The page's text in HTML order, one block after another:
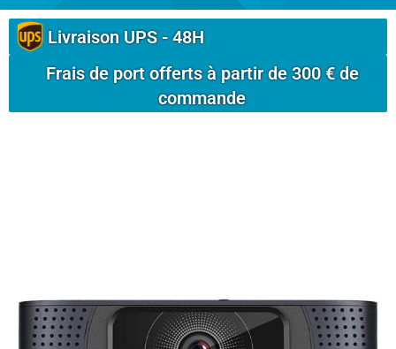
Livraison UPS - 48H
Frais de port offerts à partir de 300 € de
commande